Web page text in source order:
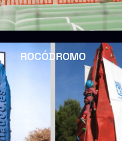
ROCÓDROMO